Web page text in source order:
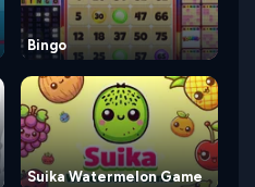
Bingo
Suika Watermelon Game